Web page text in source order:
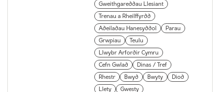
Gweithgareddau Llesiant
Trenau a Rheilffyrdd
Adeiladau Hanesyddol
Parau
Grwpiau
Teulu
Llwybr Arfordir Cymru
Cefn Gwlad
Dinas / Tref
Rhestr
Bwyd Bwyty
Diod
Llety
Gwesty